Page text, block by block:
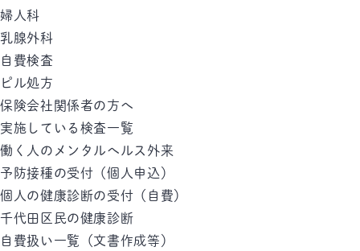
婦人科
乳腺外科
自費検査
ピル処方
保険会社関係者の方へ
実施している検査一覧
働く人のメンタルへルス外来
予防接種の受付（個人申込）
個人の健康診断の受付（自費）
千代田区民の健康診断
自費扱い一覧（文書作成等）